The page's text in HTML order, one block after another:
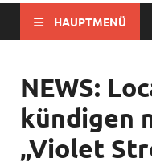
HAUPTMENÜ
NEWS:
kündigen
„Violet